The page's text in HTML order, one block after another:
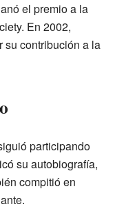
el premio a la
En 2002,
su contribución a la
participando
su autobiografía,
compitió en